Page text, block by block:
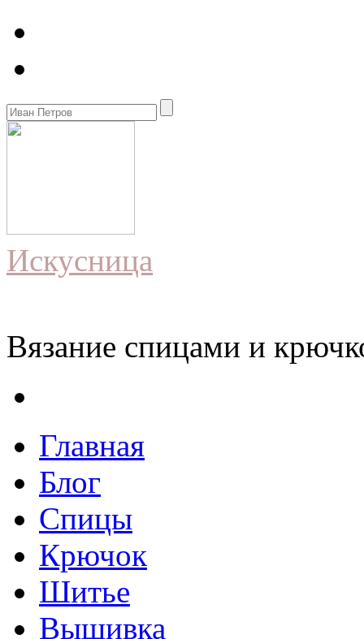
Искусница
Вязание спицами и
Главная
Блог
Спицы
Крючок
Шитье
Вышивка